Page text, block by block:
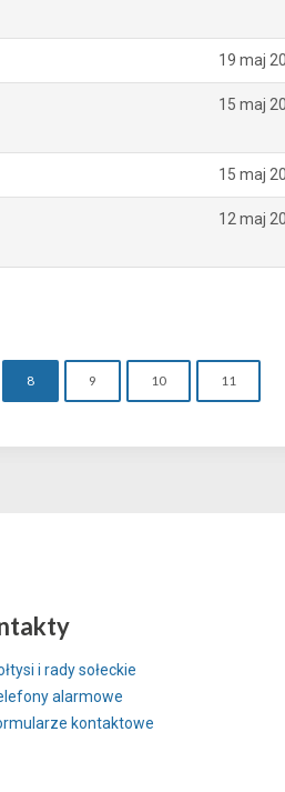
19 maj
15 maj
15 maj
12 maj
8 9 10 11
i rady sołeckie
alarmowe
kontaktowe